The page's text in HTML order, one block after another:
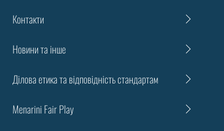
Контакти
Новини та інше
Ділова етика та відповідність стандартам
Menarini Fair Play